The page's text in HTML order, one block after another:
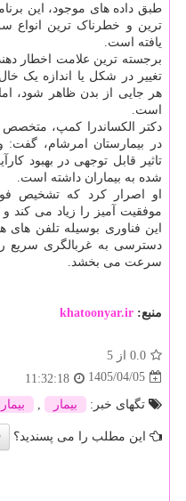
طبق داده های موجود، این
یافته است.
برجسته ترین علامت اخطار
تغییر در شکل یا اندازه یک
هر جایی از بدن ظاهر شود،
است.
دکتر الکساندرا کمپ،
در بیمارستان امرشام، گفت:
تاثیر قابل توجهی در بهبود
شده به بیماران داشته است.
او اصرار کرد که تشخیص
موفقیت آمیز را زیاد می کند
این فناوری بوسیله تلفن های
دسترسی به غربالگری سریع
سرعت می بخشد.
منبع: khatoonyar.ir
0.0 از 5
1405/04/05
11:32:18
تگهای خبر:
بیمار
این مطلب را می پسندید؟